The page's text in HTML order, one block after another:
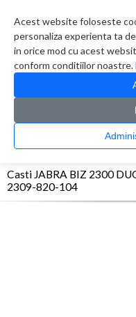
Acest website foloseste
personaliza experienta ta
in orice mod cu acest
conform conditiilor noastre.
CATALOG PRODUSE
> Casti
Casti JABRA BIZ 2300
2309-820-104